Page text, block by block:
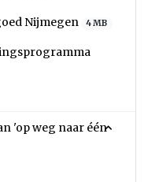
Nijmegen 4 MB
'op weg naar één